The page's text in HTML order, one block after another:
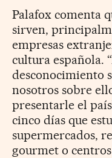
Palafox comenta
sirven,
empresas
cultura española.
desconocimiento
nosotros sobre
presentarle el
cinco días que
supermercados,
gourmet o